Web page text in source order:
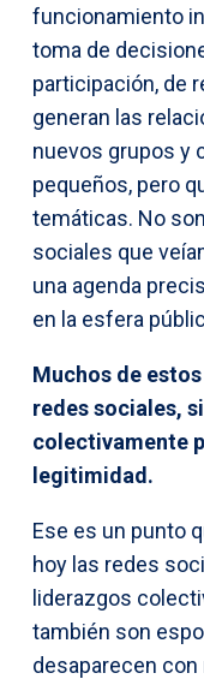
funcionamiento
toma de
participación, de
generan las
nuevos grupos y
pequeños, pero
temáticas. No
sociales que
una agenda
en la esfera
Muchos de
redes sociales,
colectivamente
legitimidad.
Ese es un punto
hoy las redes
liderazgos
también son
desaparecen